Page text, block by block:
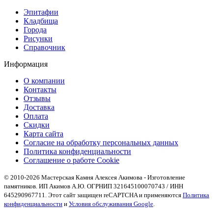
Эпитафии
Кладбища
Города
Рисунки
Справочник
Информация
О компании
Контакты
Отзывы
Доставка
Оплата
Скидки
Карта сайта
Согласие на обработку персональных данных
Политика конфиденциальности
Соглашение о работе Cookie
© 2010-2026 Мастерская Камня Алексея Акимова - Изготовление
памятников. ИП Акимов А.Ю. ОГРНИП 321645100070743 / ИНН
645290967711. Этот сайт защищен reCAPTCHA и применяются Политика
конфиденциальности и Условия обслуживания Google